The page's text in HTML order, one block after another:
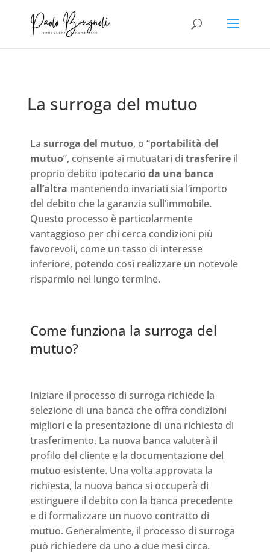
La surroga del mutuo
La surroga del mutuo, o “portabilità del
mutuo”, consente ai mutuatari di trasferireil
proprio debito ipotecario da una banca
all’altra mantenendo invariati sia l’importo
del debito che la garanzia sull’immobile.
Questo processo è particolarmente
vantaggioso per chi cerca condizioni più
favorevoli, come un tasso di interesse
inferiore, potendo così realizzare un notevole
risparmio nel lungo termine.
Come funziona la surroga del
mutuo?
Iniziare il processo di surroga richiede la
selezione di una banca che offra condizioni
migliori e la presentazione di una richiesta di
trasferimento. La nuova banca valuterà il
profilo del cliente e la documentazione del
mutuo esistente. Una volta approvata la
richiesta, la nuova banca si occuperà di
estinguere il debito con la banca precedente
e di formalizzare un nuovo contratto di
mutuo. Generalmente, il processo di surroga
può richiedere da uno a due mesi circa.